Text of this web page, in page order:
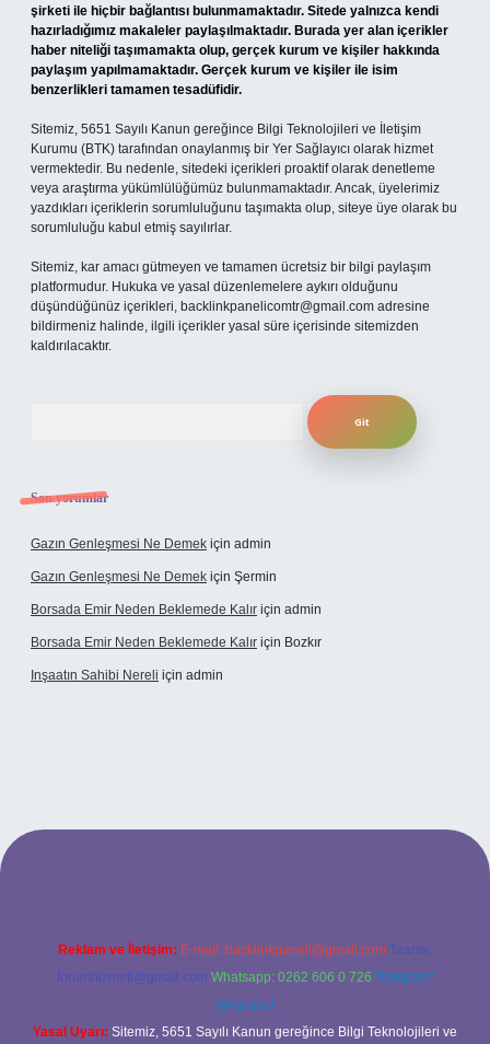
şirketi ile hiçbir bağlantısı bulunmamaktadır. Sitede yalnızca kendi
hazırladığımız makaleler paylaşılmaktadır. Burada yer alan içerikler
haber niteliği taşımamakta olup, gerçek kurum ve kişiler hakkında
paylaşım yapılmamaktadır. Gerçek kurum ve kişiler ile isim
benzerlikleri tamamen tesadüfidir.
Sitemiz, 5651 Sayılı Kanun gereğince Bilgi Teknolojileri ve İletişim
Kurumu (BTK) tarafından onaylanmış bir Yer Sağlayıcı olarak hizmet
vermektedir. Bu nedenle, sitedeki içerikleri proaktif olarak denetleme
veya araştırma yükümlülüğümüz bulunmamaktadır. Ancak, üyelerimiz
yazdıkları içeriklerin sorumluluğunu taşımakta olup, siteye üye olarak bu
sorumluluğu kabul etmiş sayılırlar.
Sitemiz, kar amacı gütmeyen ve tamamen ücretsiz bir bilgi paylaşım
platformudur. Hukuka ve yasal düzenlemelere aykırı olduğunu
düşündüğünüz içerikleri, backlinkpanelicomtr@gmail.com adresine
bildirmeniz halinde, ilgili içerikler yasal süre içerisinde sitemizden
kaldırılacaktır.
Son yorumlar
Gazın Genleşmesi Ne Demek için admin
Gazın Genleşmesi Ne Demek için Şermin
Borsada Emir Neden Beklemede Kalır için admin
Borsada Emir Neden Beklemede Kalır için Bozkır
Inşaatın Sahibi Nereli için admin
Reklam ve İletişim: E-mail: backlinkpaneli@gmail.com Teams:
forumhizmeti@gmail.com Whatsapp: 0262 606 0 726 Telegram:
@karabul
Yasal Uyarı: Sitemiz, 5651 Sayılı Kanun gereğince Bilgi Teknolojileri ve